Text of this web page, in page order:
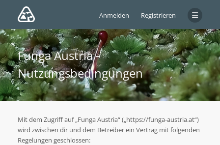
Anmelden Registrieren
Funga Austria -
Nutzungsbedingungen
Mit dem Zugriff auf „Funga Austria“ („https://funga-austria.at“)
wird zwischen dir und dem Betreiber ein Vertrag mit folgenden
Regelungen geschlossen: